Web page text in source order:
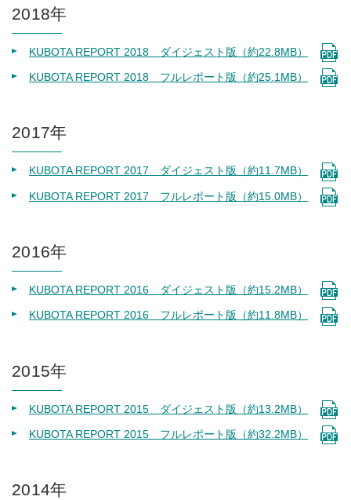
2018年
KUBOTA REPORT 2018 ダイジェスト版（約22.8MB）
KUBOTA REPORT 2018 フルレポート版（約25.1MB）
2017年
KUBOTA REPORT 2017 ダイジェスト版（約11.7MB）
KUBOTA REPORT 2017 フルレポート版（約15.0MB）
2016年
KUBOTA REPORT 2016 ダイジェスト版（約15.2MB）
KUBOTA REPORT 2016 フルレポート版（約11.8MB）
2015年
KUBOTA REPORT 2015 ダイジェスト版（約13.2MB）
KUBOTA REPORT 2015 フルレポート版（約32.2MB）
2014年